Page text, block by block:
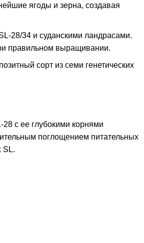
ягоды и зерна, создавая
28/34 и суданскими ландрасами.
правильном выращивании.
сорт из семи генетических
с ее глубокими корнями
поглощением питательных
SL.